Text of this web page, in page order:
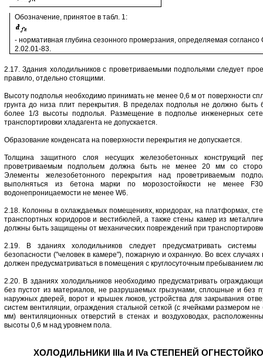
Обозначение, принятое в табл. 1:
- нормативная глубина сезонного промерзания, определяемая
2.02.01-83.
2.17. Здания холодильников с проветриваемыми подпольями следует
правило, отдельно стоящими.
Высоту подполья необходимо принимать не менее 0,6 м от поверхности
грунта до низа плит перекрытия. В пределах подполья не должно быть
более 1/3 высоты подполья. Размещение в подполье инженерных
транспортировки хладагента не допускается.
Образование конденсата на поверхности перекрытия не допускается.
Толщина защитного слоя несущих железобетонных конструкций
проветриваемым подпольем должна быть не менее 20 мм со
Элементы железобетонного перекрытия над проветриваемым
выполняться из бетона марки по морозостойкости не менее
водонепроницаемости не менее W6.
2.18. Колонны в охлаждаемых помещениях, коридорах, на платформах,
транспортных коридоров и вестибюлей, а также стены камер из
должны быть защищены от механических повреждений при
2.19. В зданиях холодильников следует предусматривать системы
безопасности ("человек в камере"), пожарную и охранную. Во всех случаях
должен предусматриваться в помещения с круглосуточным пребыванием
2.20. В зданиях холодильников необходимо предусматривать
без пустот из материалов, не разрушаемых грызунами, сплошные и без
наружных дверей, ворот и крышек люков, устройства для закрывания
систем вентиляции, ограждения стальной сеткой (с ячейками размером
мм) вентиляционных отверстий в стенах и воздуховодах,
высоты 0,6 м над уровнем пола.
ХОЛОДИЛЬНИКИ IIIa И IVa СТЕПЕНЕЙ